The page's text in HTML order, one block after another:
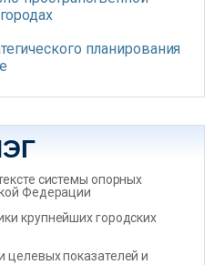
планирования
системы опорных
Федерации
крупнейших городских
целевых показателей и